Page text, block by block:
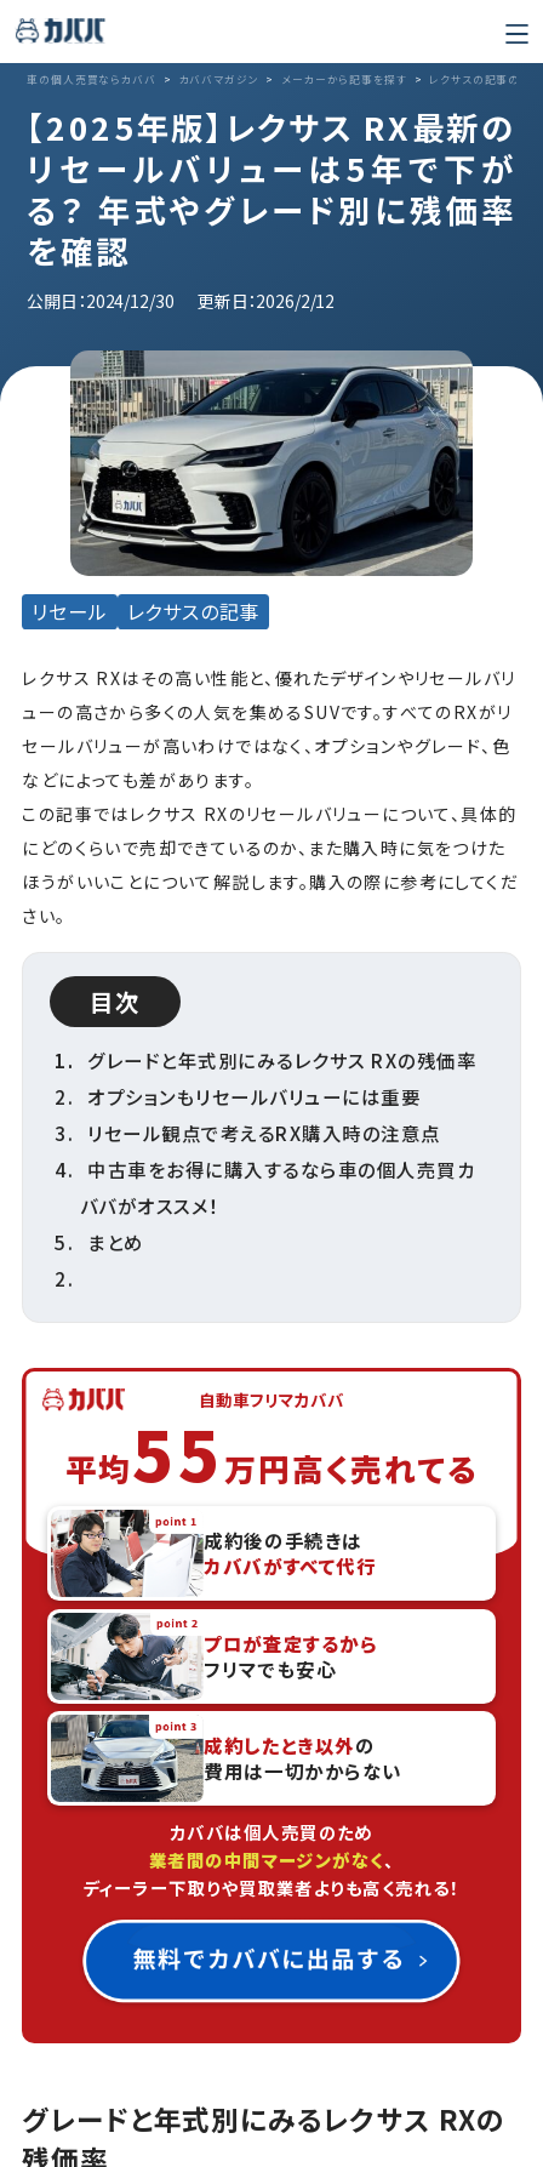
車の個人売買ならカババ > カババマガジン > メーカーから記事を探す > レクサスの記事の記
【2025年版】レクサス RX最新の
リセールバリューは5年で下が
る？ 年式やグレード別に残価率
を確認
公開日：2024/12/30 更新日：2026/2/12
リセール レクサスの記事
レクサス RXはその高い性能と、優れたデザインやリセールバリ
ューの高さから多くの人気を集めるSUVです。すべてのRXがリ
セールバリューが高いわけではなく、オプションやグレード、色
などによっても差があります。
この記事ではレクサス RXのリセールバリューについて、具体的
にどのくらいで売却できているのか、また購入時に気をつけた
ほうがいいことについて解説します。購入の際に参考にしてくだ
さい。
目次
グレードと年式別にみるレクサス RXの残価率
オプションもリセールバリューには重要
リセール観点で考えるRX購入時の注意点
中古車をお得に購入するなら車の個人売買カ
ババがオススメ！
まとめ
自動車フリマカババ
平均55 万円高く売れてる
成約後の手続きは
カババがすべて代行
プロが査定するから
フリマでも安心
成約したとき以外の
費用は一切かからない
カババは個人売買のため
業者間の中間マージンがなく、
ディーラー下取りや買取業者よりも高く売れる！
グレードと年式別にみるレクサス RXの